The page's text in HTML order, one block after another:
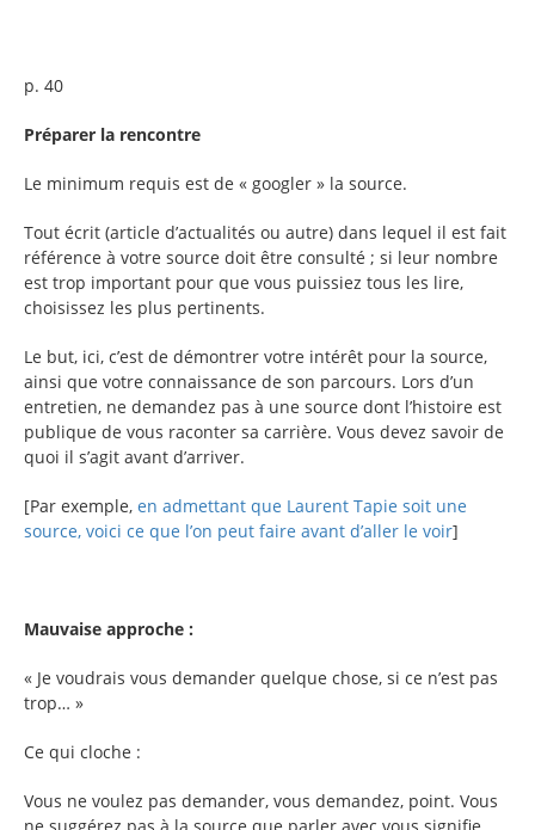
p. 40
Préparer la rencontre
Le minimum requis est de « googler » la source.
Tout écrit (article d’actualités ou autre) dans lequel il est fait
référence à votre source doit être consulté ; si leur nombre
est trop important pour que vous puissiez tous les lire,
choisissez les plus pertinents.
Le but, ici, c’est de démontrer votre intérêt pour la source,
ainsi que votre connaissance de son parcours. Lors d’un
entretien, ne demandez pas à une source dont l’histoire est
publique de vous raconter sa carrière. Vous devez savoir de
quoi il s’agit avant d’arriver.
[Par exemple, en admettant que Laurent Tapie soit une
source, voici ce que l’on peut faire avant d’aller le voir]
Mauvaise approche :
« Je voudrais vous demander quelque chose, si ce n’est pas
trop… »
Ce qui cloche :
Vous ne voulez pas demander, vous demandez, point. Vous